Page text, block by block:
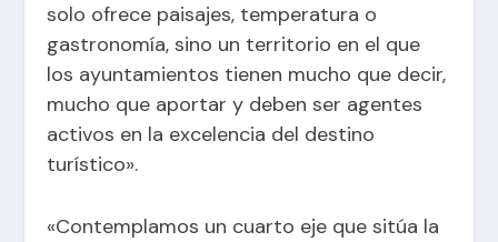
solo ofrece paisajes, temperatura o
gastronomía, sino un territorio en el que
los ayuntamientos tienen mucho que decir,
mucho que aportar y deben ser agentes
activos en la excelencia del destino
turístico».
«Contemplamos un cuarto eje que sitúa la